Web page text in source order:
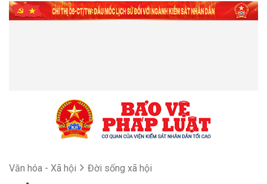
Văn hóa - Xã hội Đời sống xã hội